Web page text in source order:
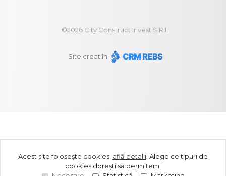
©2026City Construct Invest S.R.L.
Site creat în
Acest site folosește cookies, află detalii Alege ce tipuri de
cookies dorești să permitem: